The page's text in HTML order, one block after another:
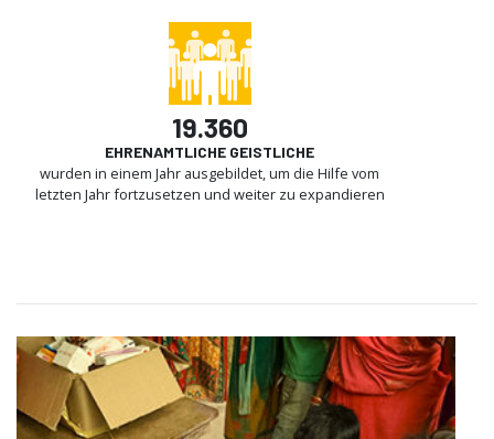
19.360
EHRENAMTLICHE GEISTLICHE
wurden in einem Jahr ausgebildet, um die Hilfe vom
letzten Jahr fortzusetzen und weiter zu expandieren